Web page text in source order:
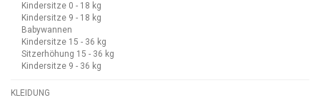
Kindersitze 0 - 18 kg
Kindersitze 9 - 18 kg
Babywannen
Kindersitze 15 - 36 kg
Sitzerhöhung 15 - 36 kg
Kindersitze 9 - 36 kg
KLEIDUNG